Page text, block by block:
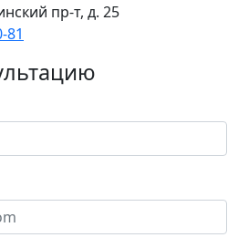
пр-т, д. 25
81